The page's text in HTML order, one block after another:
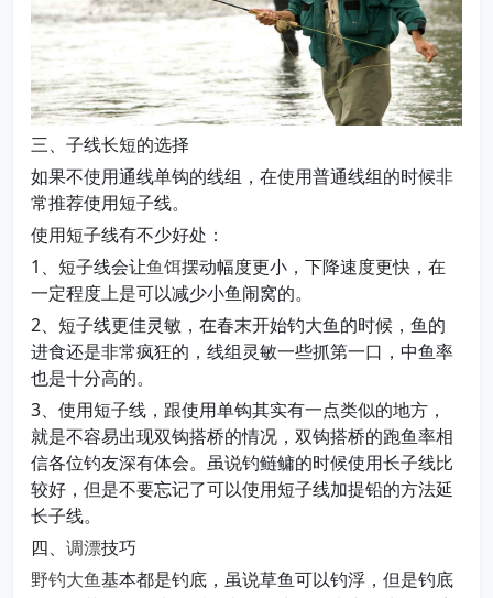
三、子线长短的选择
如果不使用通线单钩的线组，在使用普通线组的时候非
常推荐使用短子线。
使用短子线有不少好处：
1、短子线会让鱼饵摆动幅度更小，下降速度更快，在
一定程度上是可以减少小鱼闹窝的。
2、短子线更佳灵敏，在春末开始钓大鱼的时候，鱼的
进食还是非常疯狂的，线组灵敏一些抓第一口，中鱼率
也是十分高的。
3、使用短子线，跟使用单钩其实有一点类似的地方，
就是不容易出现双钩搭桥的情况，双钩搭桥的跑鱼率相
信各位钓友深有体会。虽说钓鲢鳙的时候使用长子线比
较好，但是不要忘记了可以使用短子线加提铅的方法延
长子线。
四、 调漂技巧
野钓大鱼基本都是钓底，虽说草鱼可以钓浮，但是钓底